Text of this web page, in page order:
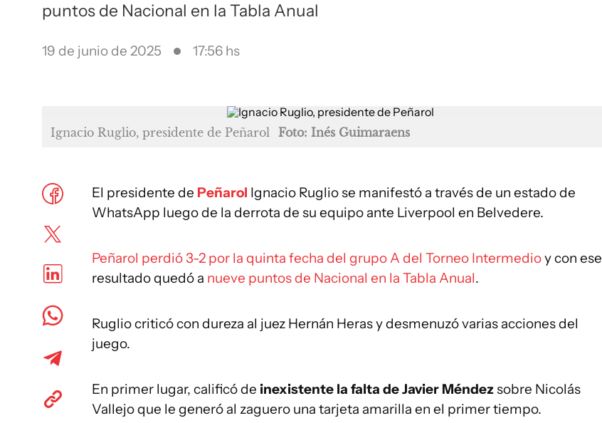
puntos de Nacional en la Tabla Anual
19 de junio de 2025 17:56 hs
Ignacio Ruglio, presidente de Peñarol Foto: Inés Guimaraens
El presidente de Peñarol Ignacio Ruglio se manifestó a través de un estado de
WhatsApp luego de la derrota de su equipo ante Liverpool en Belvedere.
Peñarol perdió 3-2 por la quinta fecha del grupo A del Torneo Intermedioy con ese
resultado quedó a nueve puntos de Nacional en la Tabla Anual.
Ruglio criticó con dureza al juez Hernán Heras y desmenuzó varias acciones del
juego.
En primer lugar, calificó de inexistente la falta de Javier Méndezsobre Nicolás
Vallejo que le generó al zaguero una tarjeta amarilla en el primer tiempo.